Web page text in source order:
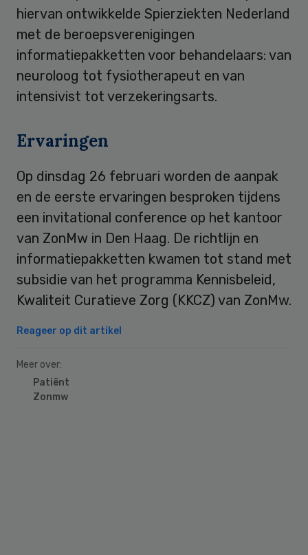
hiervan ontwikkelde Spierziekten Nederland
met de beroepsverenigingen
informatiepakketten voor behandelaars: van
neuroloog tot fysiotherapeut en van
intensivist tot verzekeringsarts.
Ervaringen
Op dinsdag 26 februari worden de aanpak
en de eerste ervaringen besproken tijdens
een invitational conference op het kantoor
van ZonMw in Den Haag. De richtlijn en
informatiepakketten kwamen tot stand met
subsidie van het programma Kennisbeleid,
Kwaliteit Curatieve Zorg (KKCZ) van ZonMw.
Reageer op dit artikel
Meer over:
Patiënt
Zonmw